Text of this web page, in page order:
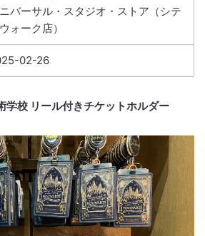
バーサル・スタジオ・ストア（シテ
ォーク店）
02-26
学校 リール付きチケットホルダー